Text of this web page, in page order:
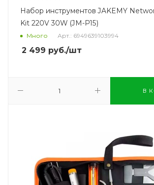
Набор инструментов JAKEMY
Kit 220V 30W (JM-P15)
Много Арт.: 6949639103994
2 499 руб./шт
В